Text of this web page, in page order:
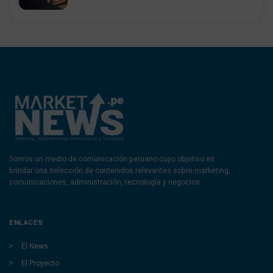
Somos un medio de comunicación peruano cuyo objetivo es
brindar una selección de contenidos relevantes sobre marketing,
comunicaciones, administración, tecnología y negocios.
ENLACES
El News
El Proyecto